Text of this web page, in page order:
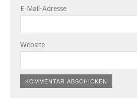
E-Mail-Adresse
Website